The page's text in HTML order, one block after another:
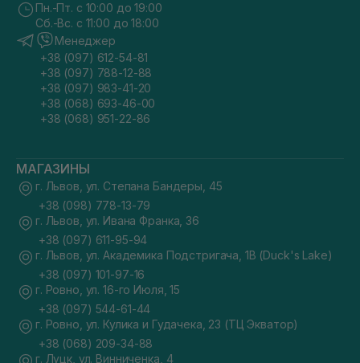
Пн.-Пт. с 10:00 до 19:00
Сб.-Вс. с 11:00 до 18:00
Менеджер
+38 (097) 612-54-81
+38 (097) 788-12-88
+38 (097) 983-41-20
+38 (068) 693-46-00
+38 (068) 951-22-86
МАГАЗИНЫ
г. Львов, ул. Степана Бандеры, 45
+38 (098) 778-13-79
г. Львов, ул. Ивана Франка, 36
+38 (097) 611-95-94
г. Львов, ул. Академика Подстригача, 1В (Duck's Lake)
+38 (097) 101-97-16
г. Ровно, ул. 16-го Июля, 15
+38 (097) 544-61-44
г. Ровно, ул. Кулика и Гудачека, 23 (ТЦ Экватор)
+38 (068) 209-34-88
г. Луцк, ул. Винниченка, 4